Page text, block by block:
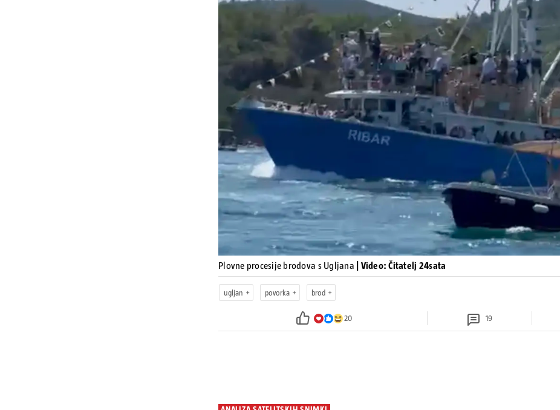
Pokretanje videa...
Plovne procesije brodova s Ugljana | Video: Čitatelj 24sata
ugljan povorka brod
20 19